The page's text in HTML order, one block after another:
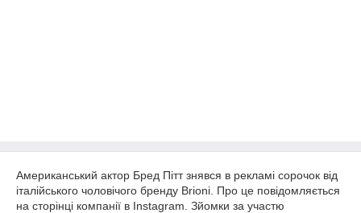
Американський актор Бред Пітт знявся в рекламі сорочок від
італійського чоловічого бренду Brioni. Про це повідомляється
на сторінці компанії в Instagram. Зйомки за участю